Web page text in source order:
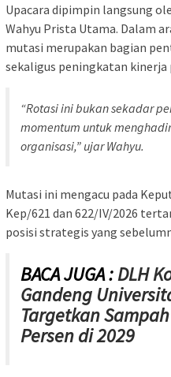
Upacara dipimpin langsung
Wahyu Prista Utama. Dalam
mutasi merupakan bagian
sekaligus peningkatan kinerja
“Rotasi ini bukan sekadar
momentum untuk
organisasi,” ujar Wahyu.
Mutasi ini mengacu pada
Kep/621 dan 622/IV/2026
posisi strategis yang
BACA JUGA :DLH
Gandeng
Targetkan
Persen di 2029